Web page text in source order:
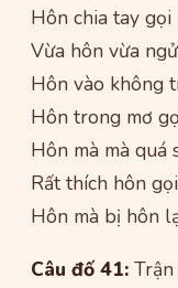
Hôn chia tay
Vừa hôn vừa
Hôn vào không
Hôn trong mơ
Hôn mà mà
Rất thích hôn
Hôn mà bị hôn
Câu đố 41: